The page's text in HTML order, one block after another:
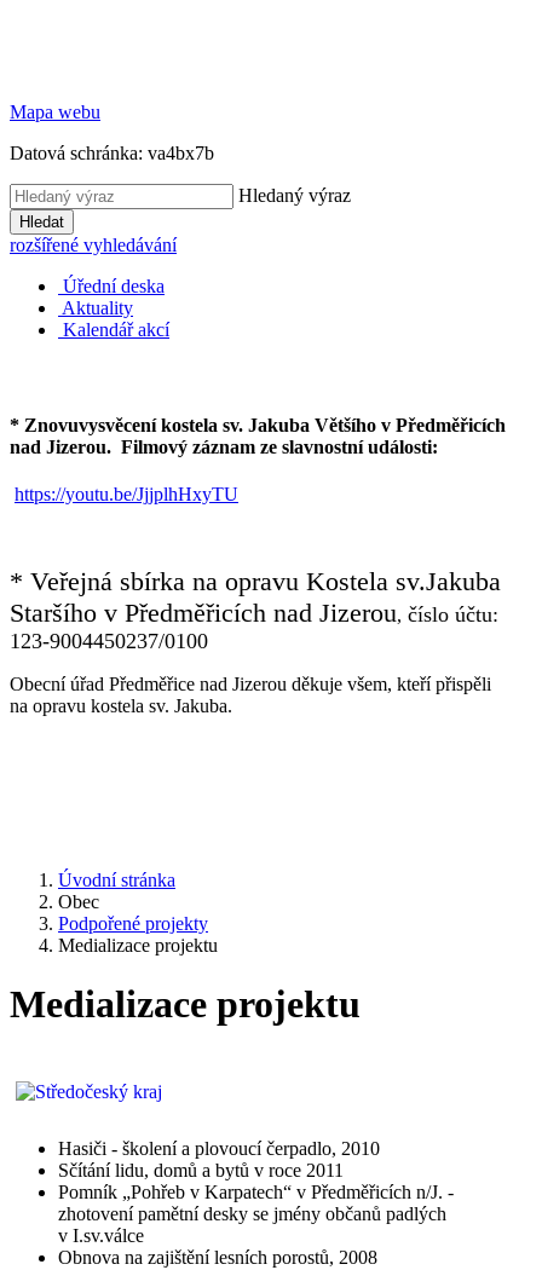
Mapa webu
Datová schránka: va4bx7b
Hledaný výraz
Hledat
rozšířené vyhledávání
Úřední deska
Aktuality
Kalendář akcí
* Znovuvysvěcení kostela sv. Jakuba Většího v Předměřicích
nad Jizerou. Filmový záznam ze slavnostní události:
https://youtu.be/JjjplhHxyTU
* Veřejná sbírka na opravu Kostela sv.Jakuba
Staršího v Předměřicích nad Jizerou, číslo účtu:
123-9004450237/0100
Obecní úřad Předměřice nad Jizerou děkuje všem, kteří přispěli
na opravu kostela sv. Jakuba.
Úvodní stránka
Obec
Podpořené projekty
Medializace projektu
Medializace projektu
Hasiči - školení a plovoucí čerpadlo, 2010
Sčítání lidu, domů a bytů v roce 2011
Pomník „Pohřeb v Karpatech“ v Předměřicích n/J. -
zhotovení pamětní desky se jmény občanů padlých
v I.sv.válce
Obnova na zajištění lesních porostů, 2008